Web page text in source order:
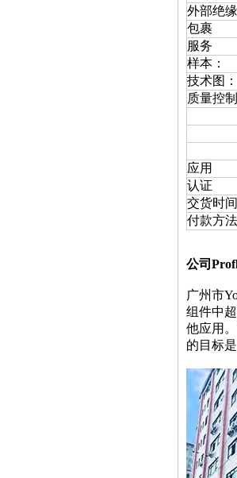
外部绝缘
包裹
服务
样本：
技术图：
质量控制
应用
认证
交货时间
付款方法
公司
广州市
组件中
他应用
的目标